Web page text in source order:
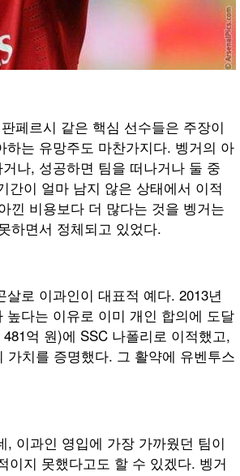
페르시 같은 핵심 선수들은 주장이
는 유망주도 마찬가지다. 벵거의 아
나, 성공하면 팀을 떠나거나 둘 중
이 얼마 남지 않은 상태에서 이적
낀 비용보다 더 많다는 것을 벵거는
하면서 정체되고 있었다.
로 이과인이 대표적 예다. 2013년
다는 이유로 이미 개인 합의에 도달
억 원)에 SSC 나폴리로 이적했고,
치를 증명했다. 그 활약에 유벤투스
이과인 영입에 가장 가까웠던 팀이
이지 못했다고도 할 수 있겠다. 벵거